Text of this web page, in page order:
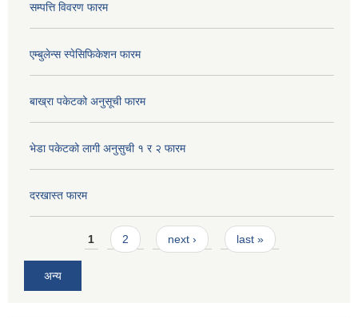
सम्पत्ति विवरण फारम
एम्बुलेन्स स्पेसिफिकेशन फारम
बाख्रा पकेटको अनुसूची फारम
भेडा पकेटको लागी अनुसुची १ र २ फारम
दरखास्त फारम
Pages1 2 next › last »
अन्य